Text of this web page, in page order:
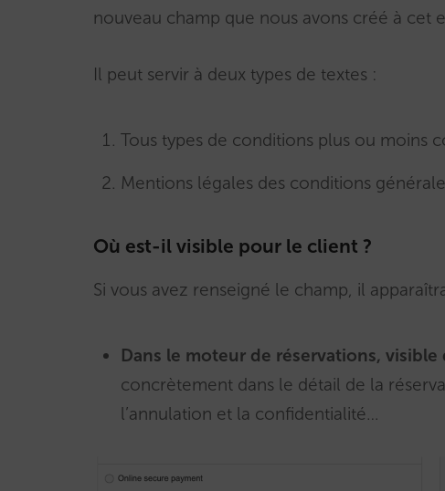
nouveau champ que nous avons créé à cet
Il peut servir à deux types de textes :
Tous types de conditions plus ou moins
Mentions légales des conditions
Où est-il visible pour le client ?
Si vous avez renseigné le champ, il
Dans le moteur de réservations,
concrètement dans le détail de la
l’annulation et la confidentialité…